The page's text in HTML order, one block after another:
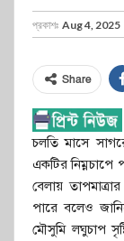
প্রকাশঃ Aug 4, 2025
Share
চলতি মাসে
একটির নিম্নচাপে
বেলায়
পারে বলেও
মৌসুমি লঘুচাপ